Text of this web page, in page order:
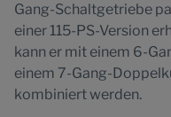
Gang-Schaltgetriebe
einer 115-PS-Version
kann er mit einem 6-
einem 7-Gang-
kombiniert werden.